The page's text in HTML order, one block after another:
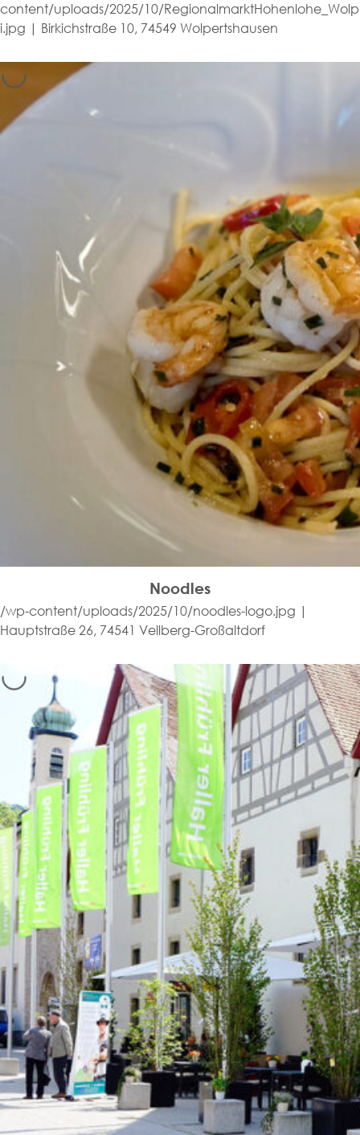
content/uploads/2025/10/RegionalmarktHohenlohe_Wolp
i.jpg | Birkichstraße 10, 74549 Wolpertshausen
Noodles
/wp-content/uploads/2025/10/noodles-logo.jpg |
Hauptstraße 26, 74541 Vellberg-Großaltdorf